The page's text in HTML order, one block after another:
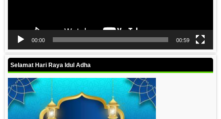
00:00 00:59
Selamat Hari Raya Idul Adha